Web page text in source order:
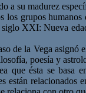
a su madurez
grupos
XXI: Nueva
de la Vega asignó
poesía y
que ésta se basa
relacionados